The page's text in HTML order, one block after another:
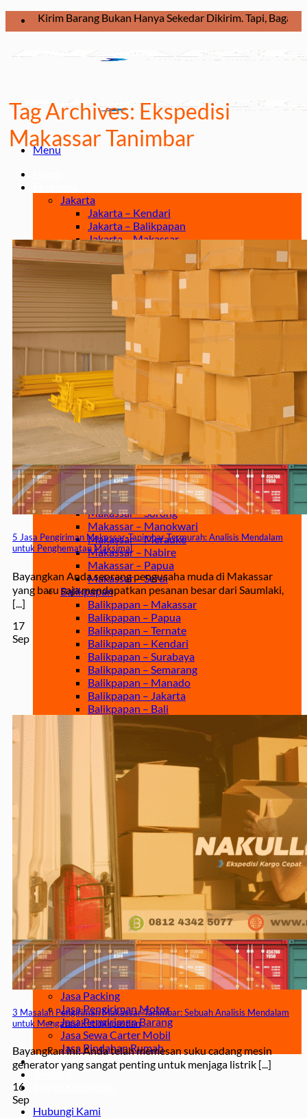
Skip
to
Barang Bukan Hanya Sekedar Dikirim. Tapi, Bagaimana
Menu
Jakarta
Jakarta – Kendari
Jakarta – Balikpapan
Jakarta – Makassar
Jakarta – Manado
Jakarta – Palu
Jakarta – Papua
Jakarta – Ternate
Jakarta – Tarakan
Jakarta – Gorontalo
Jakarta – Samarinda
Makassar
Makassar – Balikpapan
Makassar – Samarinda
Makassar – Ambon
Makassar – Halmahera Tengah
Makassar – Manado
Makassar – Ternate
Makassar – Biak
Makassar – Timika
Makassar – Fakfak
Makassar – Tual
Makassar – Jayapura
Makassar – Kaimana
Makassar – Sorong
Makassar – Manokwari
Makassar – Merauke
Makassar – Nabire
Makassar – Papua
Makassar – Serui
Balikpapan
Balikpapan – Makassar
Balikpapan – Papua
Balikpapan – Ternate
Balikpapan – Kendari
Balikpapan – Surabaya
Balikpapan – Semarang
Balikpapan – Manado
Balikpapan – Jakarta
Balikpapan – Bali
Samarinda
Samarinda – Kendari
Samarinda – Makassar
Surabaya
Surabaya – Tenggarong
Surabaya – Grogot
Surabaya – Sangatta
Surabaya – Tanjung Selor
Surabaya – Berau
Surabaya – Tarakan
Surabaya – Malinau
Surabaya – Bontang
Surabaya – Gorontalo
Surabaya – Kendari
Surabaya – Samarinda
Surabaya – Balikpapan
Surabaya – Manado
Surabaya – Palu
Surabaya – Makassar
Jasa
Jasa Pengiriman Mobil
Jasa Packing
Jasa Pengiriman Motor
Jasa Pengiriman Barang
Jasa Sewa Carter Mobil
Jasa Pindahan Rumah
Blog
Tentang
Hubungi Kami
Tag Archives:Ekspedisi
Makassar Tanimbar
5 Jasa Pengiriman Makassar-Tanimbar Termurah: Analisis Mendalam
untuk Penghematan Maksimal
Bayangkan Anda seorang pengusaha muda di Makassar
yang baru saja mendapatkan pesanan besar dari Saumlaki,
[...]
17
Sep
3 Masalah Pengiriman Makassar-Tanimbar: Sebuah Analisis Mendalam
untuk Mengatasi Ketidakpastian
Bayangkan ini: Anda telah memesan suku cadang mesin
generator yang sangat penting untuk menjaga listrik [...]
16
Sep